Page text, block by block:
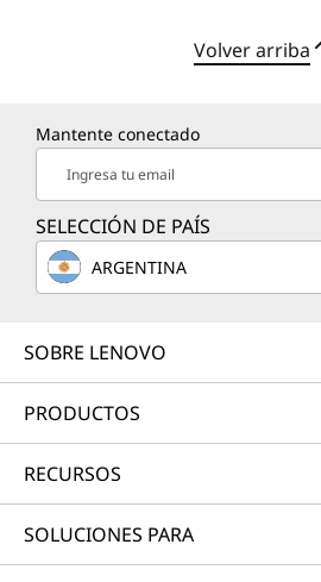
Volver arriba
Mantente conectado
Ingresa tu email
SELECCIÓN DE PAÍS
ARGENTINA
SOBRE LENOVO
PRODUCTOS
RECURSOS
SOLUCIONES PARA